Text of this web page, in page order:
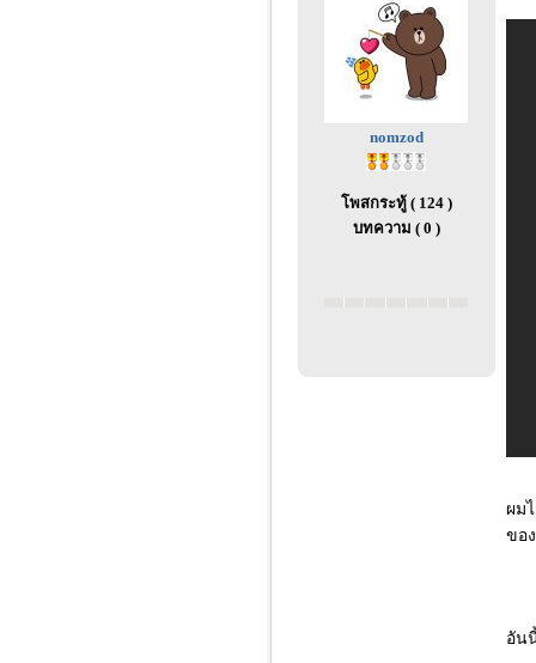
nomzod
โพสกระทู้ ( 124 )
บทความ ( 0 )
ผม
ขอ
อัน